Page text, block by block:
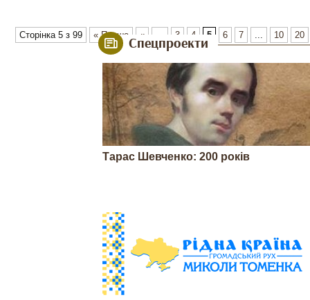
Сторінка 5 з 99 « Перша « 3 4 5 6 7 ... 10 20
Спецпроекти
Тарас Шевченко: 200 років